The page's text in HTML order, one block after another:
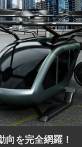
向を完全網羅！